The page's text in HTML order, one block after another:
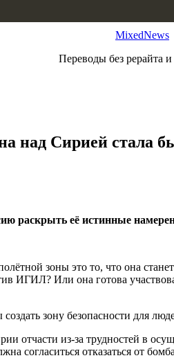
MixedNews
Переводы без рерайта
над Сирией стала
раскрыть её истинные
зоны это то, что она
ИГИЛ? Или она готова
зону безопасности для
отчасти из-за трудностей в
согласиться отказаться от